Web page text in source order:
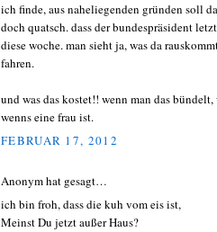
ich finde, aus naheliegenden gründen soll
doch quatsch. dass der bundespräsident
diese woche. man sieht ja, was da
fahren.
und was das kostet!! wenn man das
wenns eine frau ist.
FEBRUAR 17, 2012
Anonym hat gesagt…
ich bin froh, dass die kuh vom eis ist,
Meinst Du jetzt außer Haus?